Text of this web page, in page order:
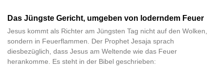
Das Jüngste Gericht, umgeben von loderndem Feuer
Jesus kommt als Richter am Jüngsten Tag nicht auf den Wolken,
sondern in Feuerflammen. Der Prophet Jesaja sprach
diesbezüglich, dass Jesus am Weltende wie das Feuer
herankomme. Es steht in der Bibel geschrieben: